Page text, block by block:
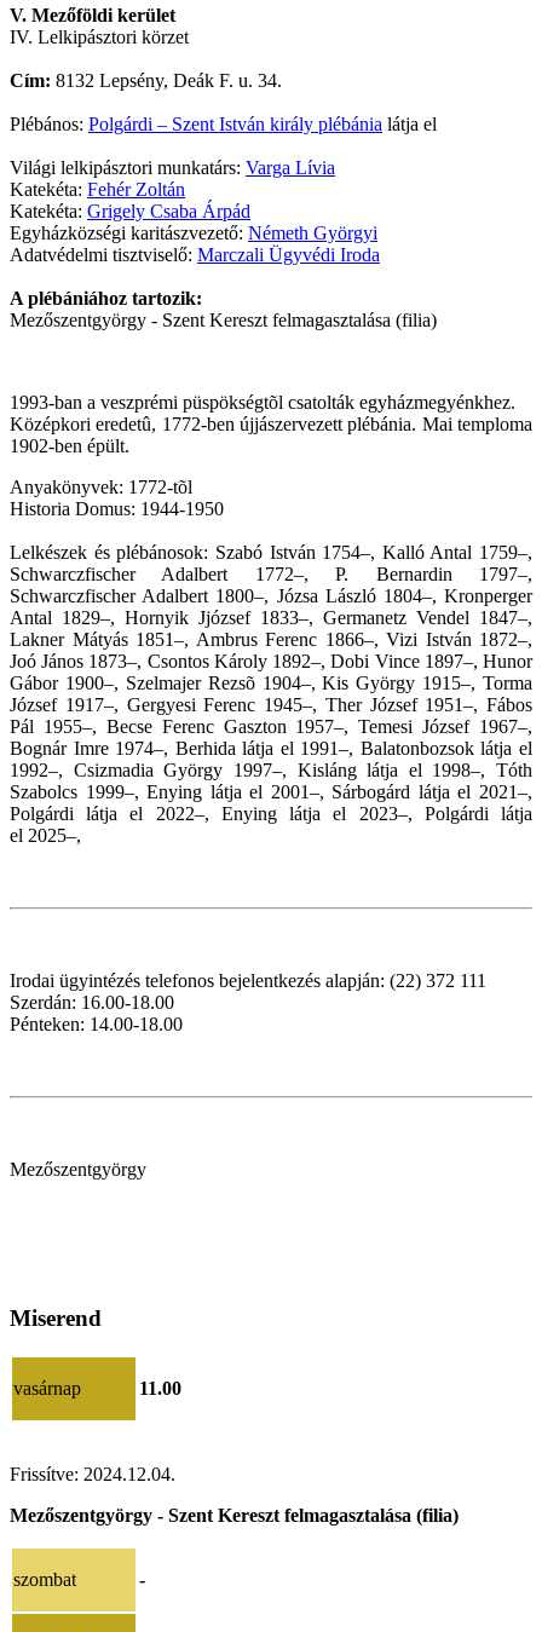
V. Mezőföldi kerület
IV. Lelkipásztori körzet
Cím: 8132 Lepsény, Deák F. u. 34.
Plébános: Polgárdi – Szent István király plébánia látja el
Világi lelkipásztori munkatárs: Varga Lívia
Katekéta: Fehér Zoltán
Katekéta: Grigely Csaba Árpád
Egyházközségi karitászvezető: Németh Györgyi
Adatvédelmi tisztviselő: Marczali Ügyvédi Iroda
A plébániához tartozik:
Mezőszentgyörgy - Szent Kereszt felmagasztalása (filia)
1993-ban a veszprémi püspökségtõl csatolták egyházmegyénkhez.
Középkori eredetû, 1772-ben újjászervezett plébánia. Mai temploma
1902-ben épült.
Anyakönyvek: 1772-tõl
Historia Domus: 1944-1950
Lelkészek és plébánosok: Szabó István 1754–, Kalló Antal 1759–,
Schwarczfischer Adalbert 1772–, P. Bernardin 1797–,
Schwarczfischer Adalbert 1800–, Józsa László 1804–, Kronperger
Antal 1829–, Hornyik Jjózsef 1833–, Germanetz Vendel 1847–,
Lakner Mátyás 1851–, Ambrus Ferenc 1866–, Vizi István 1872–,
Joó János 1873–, Csontos Károly 1892–, Dobi Vince 1897–, Hunor
Gábor 1900–, Szelmajer Rezsõ 1904–, Kis György 1915–, Torma
József 1917–, Gergyesi Ferenc 1945–, Ther József 1951–, Fábos
Pál 1955–, Becse Ferenc Gaszton 1957–, Temesi József 1967–,
Bognár Imre 1974–, Berhida látja el 1991–, Balatonbozsok látja el
1992–, Csizmadia György 1997–, Kisláng látja el 1998–, Tóth
Szabolcs 1999–, Enying látja el 2001–, Sárbogárd látja el 2021–,
Polgárdi látja el 2022–, Enying látja el 2023–, Polgárdi látja
el 2025–,
Irodai ügyintézés telefonos bejelentkezés alapján: (22) 372 111
Szerdán: 16.00-18.00
Pénteken: 14.00-18.00
Mezőszentgyörgy
Miserend
vasárnap 11.00
Frissítve: 2024.12.04.
Mezőszentgyörgy - Szent Kereszt felmagasztalása (filia)
szombat -